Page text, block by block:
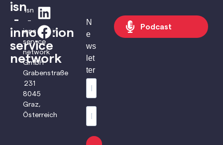
isn
-
innovation
service
network
isn
–
innovation
service
network
GmbH
Grabenstraße
231
8045
Graz,
Österreich
N
e
ws
let
ter
Podcast